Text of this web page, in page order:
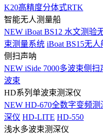
K20高精度分体式RTK
智能无人测量船
NEW iBoat BS12 水文测验
束测量系统 iBoat BS15无人
侧扫声呐
NEW iSide 7000多波束侧扫
波束
HD系列单波束测深仪
NEW HD-670全数字变频测
深仪 HD-LITE HD-550
浅水多波束测深仪